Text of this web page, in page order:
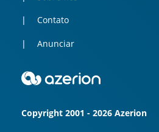
Contato
Anunciar
Copyright 2001 - 2026 Azerion